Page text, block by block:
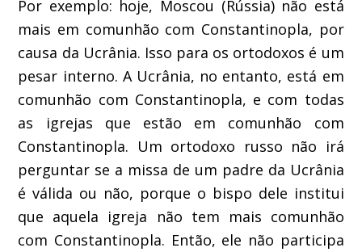
Por exemplo: hoje, Moscou (Rússia) não está
mais em comunhão com Constantinopla, por
causa da Ucrânia. Isso para os ortodoxos é um
pesar interno. A Ucrânia, no entanto, está em
comunhão com Constantinopla, e com todas
as igrejas que estão em comunhão com
Constantinopla. Um ortodoxo russo não irá
perguntar se a missa de um padre da Ucrânia
é válida ou não, porque o bispo dele institui
que aquela igreja não tem mais comunhão
com Constantinopla. Então, ele não participa